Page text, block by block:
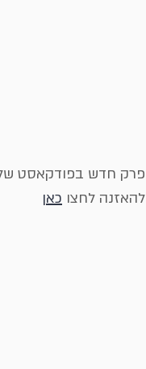
פרק חדש בפודקאסט
להאזנה לחצו כאן